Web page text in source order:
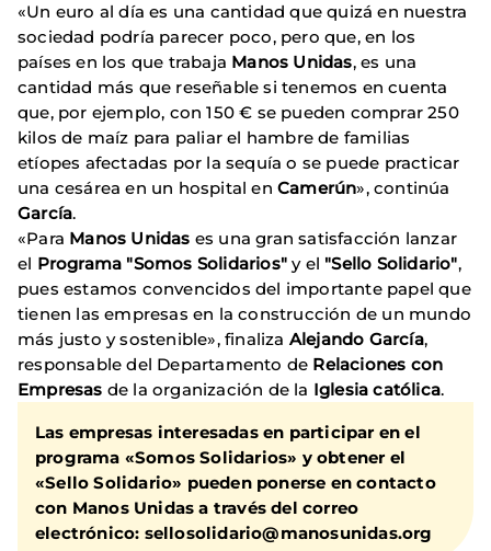
«Un euro al día es una cantidad que quizá en nuestra
sociedad podría parecer poco, pero que, en los
países en los que trabaja Manos Unidas, es una
cantidad más que reseñable si tenemos en cuenta
que, por ejemplo, con 150 € se pueden comprar 250
kilos de maíz para paliar el hambre de familias
etíopes afectadas por la sequía o se puede practicar
una cesárea en un hospital en Camerún», continúa
García.
«Para Manos Unidas es una gran satisfacción lanzar
el Programa "Somos Solidarios" y el "Sello Solidario",
pues estamos convencidos del importante papel que
tienen las empresas en la construcción de un mundo
más justo y sostenible», finaliza Alejando García,
responsable del Departamento de Relaciones con
Empresas de la organización de la Iglesia católica.
Las empresas interesadas en participar en el
programa «Somos Solidarios» y obtener el
«Sello Solidario» pueden ponerse en contacto
con Manos Unidas a través del correo
electrónico: sellosolidario@manosunidas.org